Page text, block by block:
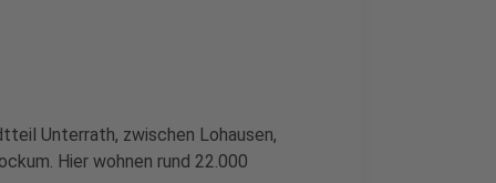
Unterrath, zwischen Lohausen,
Hier wohnen rund 22.000